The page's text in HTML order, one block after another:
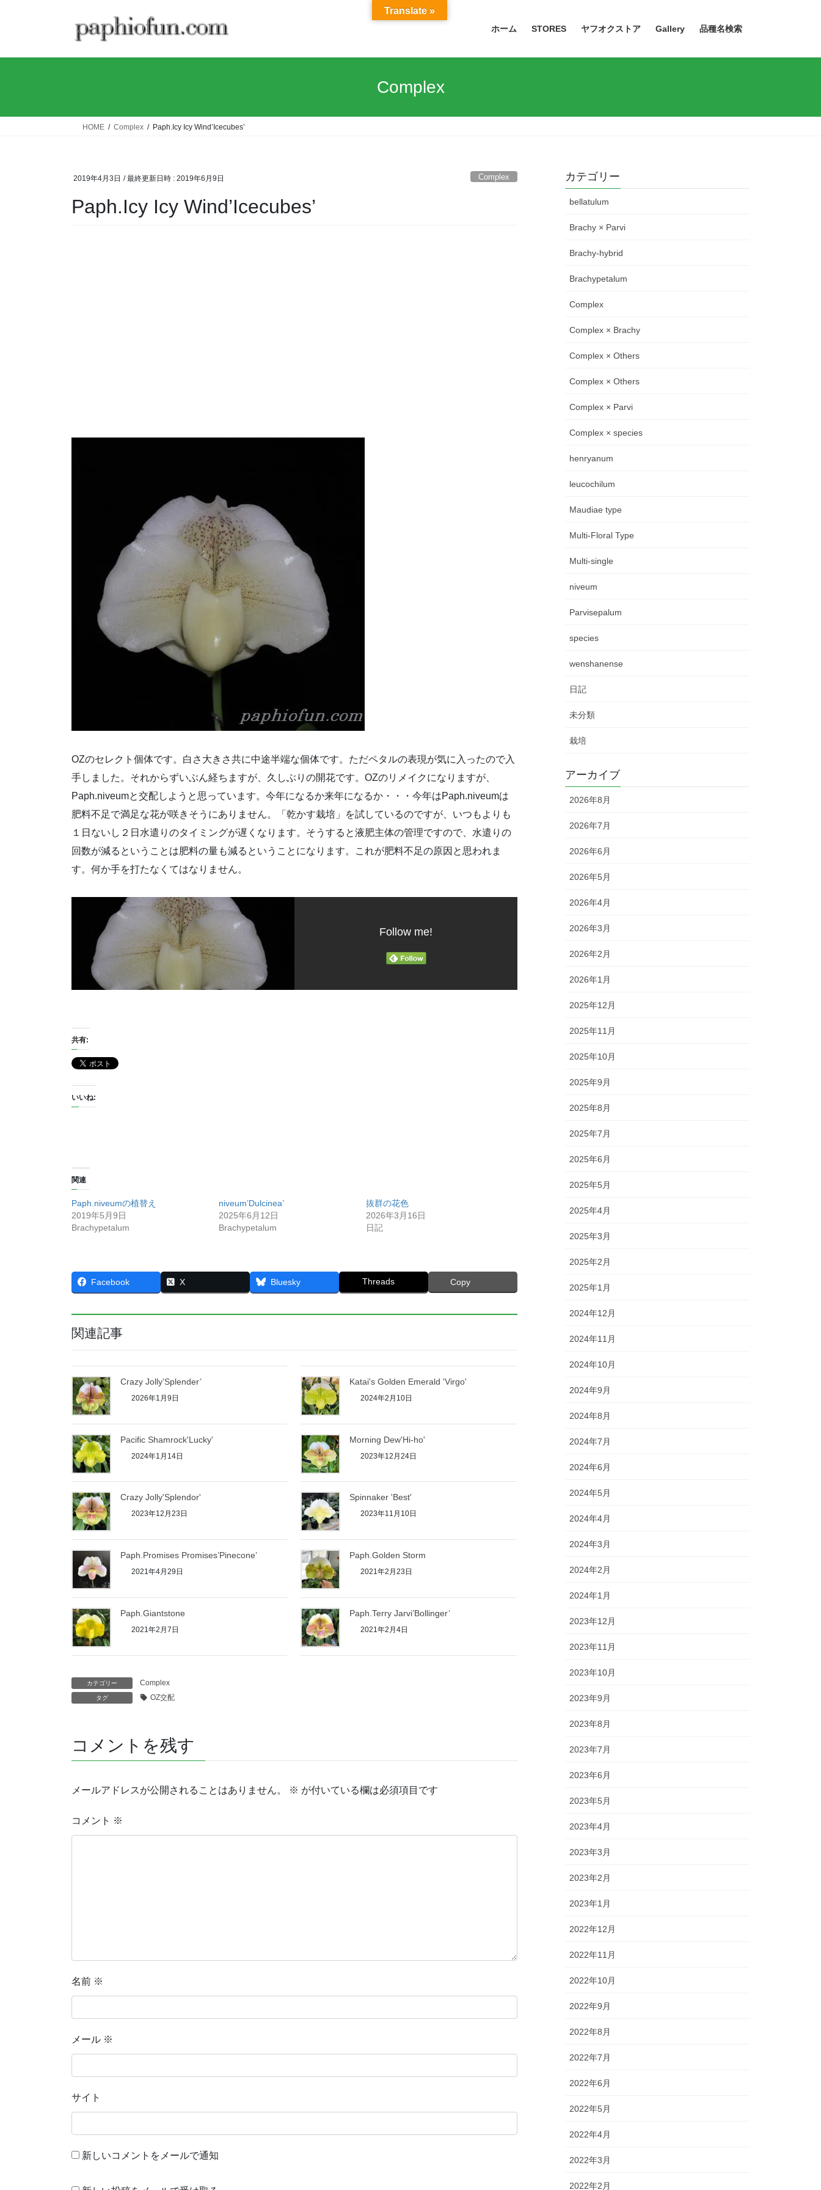
ホーム STORES ヤフオクストア Gallery 品種名検索
Complex
HOME Complex Paph.Icy Icy Wind’Icecubes’
2019年4月3日 / 最終更新日時 : 2019年6月9日 Complex
Paph.Icy Icy Wind’Icecubes’
OZのセレクト個体です。白さ大きさ共に中途半端な個体です。ただペタルの表現が気に入ったので入
手しました。それからずいぶん経ちますが、久しぶりの開花です。OZのリメイクになりますが、
Paph.niveumと交配しようと思っています。今年になるか来年になるか・・・今年はPaph.niveumは
肥料不足で満足な花が咲きそうにありません。「乾かす栽培」を試しているのですが、いつもよりも
１日ないし２日水遣りのタイミングが遅くなります。そうすると液肥主体の管理ですので、水遣りの
回数が減るということは肥料の量も減るということになります。これが肥料不足の原因と思われま
す。何か手を打たなくてはなりません。
Follow me!
共有:
いいね:
関連
Paph.niveumの植替え
2019年5月9日
Brachypetalum
niveum’Dulcinea’
2025年6月12日
Brachypetalum
抜群の花色
2026年3月16日
日記
Facebook X Bluesky Threads Copy
関連記事
Crazy Jolly’Splender’
2026年1月9日
Katai's Golden Emerald 'Virgo'
2024年2月10日
Pacific Shamrock'Lucky'
2024年1月14日
Morning Dew'Hi-ho'
2023年12月24日
Crazy Jolly'Splendor'
2023年12月23日
Spinnaker 'Best'
2023年11月10日
Paph.Promises Promises’Pinecone’
2021年4月29日
Paph.Golden Storm
2021年2月23日
Paph.Giantstone
2021年2月7日
Paph.Terry Jarvi’Bollinger’
2021年2月4日
カテゴリー Complex
タグ OZ交配
コメントを残す
メールアドレスが公開されることはありません。 ※ が付いている欄は必須項目です
コメント ※
名前 ※
メール ※
サイト
新しいコメントをメールで通知
カテゴリー
bellatulum
Brachy × Parvi
Brachy-hybrid
Brachypetalum
Complex
Complex × Brachy
Complex × Others
Complex × Others
Complex × Parvi
Complex × species
henryanum
leucochilum
Maudiae type
Multi-Floral Type
Multi-single
niveum
Parvisepalum
species
wenshanense
日記
未分類
栽培
アーカイブ
2026年8月
2026年7月
2026年6月
2026年5月
2026年4月
2026年3月
2026年2月
2026年1月
2025年12月
2025年11月
2025年10月
2025年9月
2025年8月
2025年7月
2025年6月
2025年5月
2025年4月
2025年3月
2025年2月
2025年1月
2024年12月
2024年11月
2024年10月
2024年9月
2024年8月
2024年7月
2024年6月
2024年5月
2024年4月
2024年3月
2024年2月
2024年1月
2023年12月
2023年11月
2023年10月
2023年9月
2023年8月
2023年7月
2023年6月
2023年5月
2023年4月
2023年3月
2023年2月
2023年1月
2022年12月
2022年11月
2022年10月
2022年9月
2022年8月
2022年7月
2022年6月
2022年5月
2022年4月
2022年3月
2022年2月
Translate »